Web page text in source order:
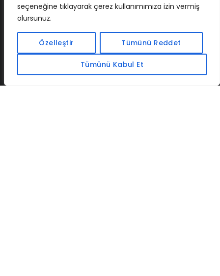
seçeneğine tıklayarak çerez kullanımımıza izin vermiş
olursunuz.
Özelleştir Tümünü Reddet
Tümünü Kabul Et
İLETIŞIM BAF CADSOFTUSA MAXIMUMPCGUIDES